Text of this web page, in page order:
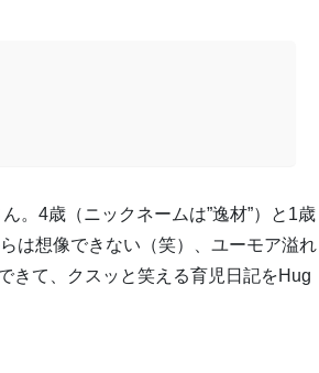
。4歳（ニックネームは”逸材”）と1歳
は想像できない（笑）、ユーモア溢れ
きて、クスッと笑える育児日記をHug